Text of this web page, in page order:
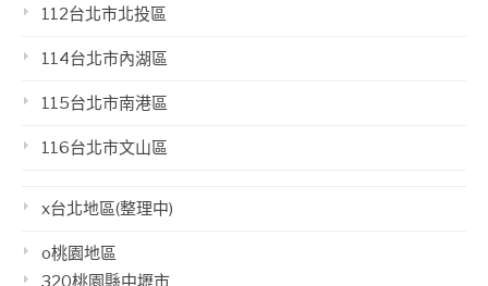
112台北市北投區
114台北市內湖區
115台北市南港區
116台北市文山區
x台北地區(整理中)
o桃園地區
320桃園縣中壢市